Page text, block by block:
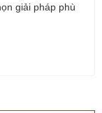
giải pháp phù